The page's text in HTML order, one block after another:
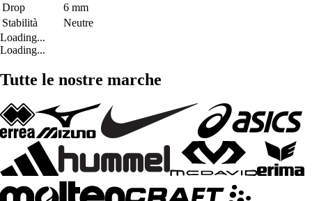
Drop
6 mm
Stabilità
Neutre
Loading...
Loading...
Tutte le nostre marche